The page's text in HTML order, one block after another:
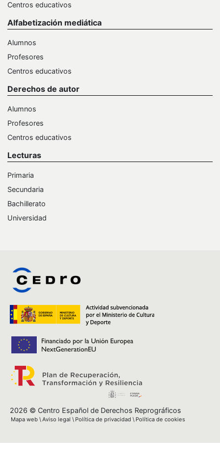
Centros educativos
Alfabetización mediática
Alumnos
Profesores
Centros educativos
Derechos de autor
Alumnos
Profesores
Centros educativos
Lecturas
Primaria
Secundaria
Bachillerato
Universidad
2026 © Centro Español de Derechos Reprográficos
Mapa web Aviso legal Política de privacidad Política de cookies